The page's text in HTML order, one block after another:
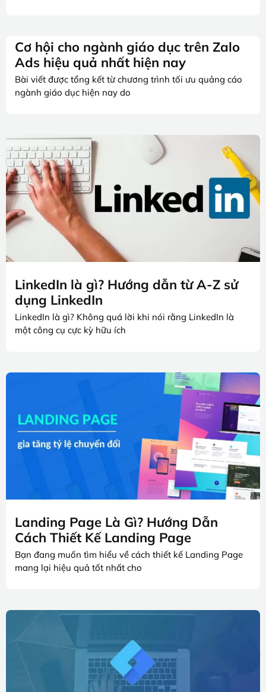
Cơ hội cho ngành giáo dục trên Zalo
Ads hiệu quả nhất hiện nay
Bài viết được tổng kết từ chương trình tối ưu quảng cáo
ngành giáo dục hiện nay do
LinkedIn là gì? Hướng dẫn từ A-Z sử
dụng LinkedIn
LinkedIn là gì? Không quá lời khi nói rằng LinkedIn là
một công cụ cực kỳ hữu ích
Landing Page Là Gì? Hướng Dẫn
Cách Thiết Kế Landing Page
Bạn đang muốn tìm hiểu về cách thiết kế Landing Page
mang lại hiệu quả tốt nhất cho